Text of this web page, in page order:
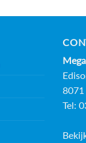
8071
Tel: